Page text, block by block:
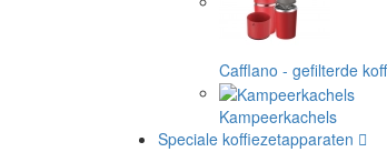
Cafflano - gefilterde
Kampeerkachels
Speciale koffiezetapparaten